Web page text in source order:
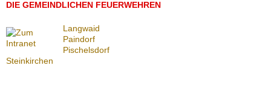
DIE GEMEINDLICHEN FEUERWEHREN
Langwaid
Paindorf
Pischelsdorf
Steinkirchen